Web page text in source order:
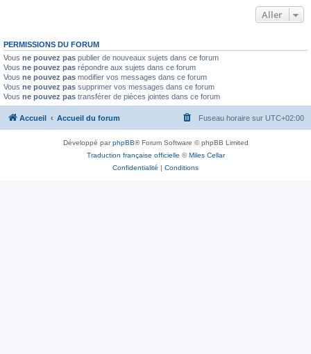
Aller
PERMISSIONS DU FORUM
Vous ne pouvez pas publier de nouveaux sujets dans ce forum
Vous ne pouvez pas répondre aux sujets dans ce forum
Vous ne pouvez pas modifier vos messages dans ce forum
Vous ne pouvez pas supprimer vos messages dans ce forum
Vous ne pouvez pas transférer de pièces jointes dans ce forum
Accueil Accueil du forum Fuseau horaire sur UTC+02:00
Développé parphpBB® Forum Software © phpBB Limited
Traduction française officielle ©Miles Cellar
Confidentialité | Conditions